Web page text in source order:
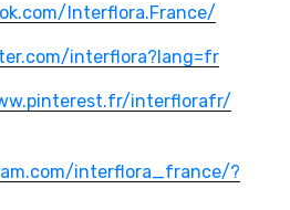
Interflora.France/
interflora?lang=fr
interflorafr/
interflora_france/?